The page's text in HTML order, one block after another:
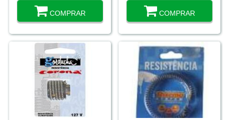
COMPRAR COMPRAR